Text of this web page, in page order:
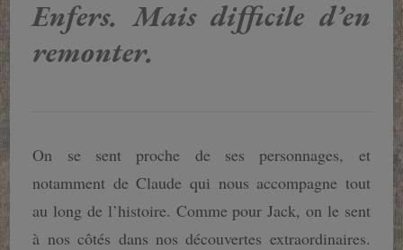
Enfers. Mais difficile d’en
remonter.
On se sent proche de ses personnages, et
notamment de Claude qui nous accompagne tout
au long de l’histoire. Comme pour Jack, on le sent
à nos côtés dans nos découvertes extraordinaires.